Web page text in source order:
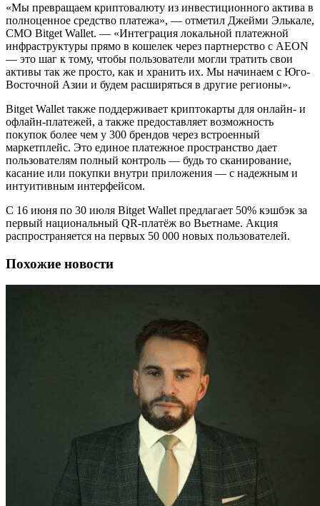
«Мы превращаем криптовалюту из инвестиционного актива в
полноценное средство платежа», — отметил Джейми Элькале,
CMO Bitget Wallet. — «Интеграция локальной платежной
инфраструктуры прямо в кошелек через партнерство с AEON
— это шаг к тому, чтобы пользователи могли тратить свои
активы так же просто, как и хранить их. Мы начинаем с Юго-
Восточной Азии и будем расширяться в другие регионы».
Bitget Wallet также поддерживает криптокарты для онлайн- и
офлайн-платежей, а также предоставляет возможность
покупок более чем у 300 брендов через встроенный
маркетплейс. Это единое платежное пространство дает
пользователям полный контроль — будь то сканирование,
касание или покупки внутри приложения — с надежным и
интуитивным интерфейсом.
С 16 июня по 30 июля Bitget Wallet предлагает 50% кэшбэк за
первый национальный QR-платёж во Вьетнаме. Акция
распространяется на первых 50 000 новых пользователей.
Похожие новости